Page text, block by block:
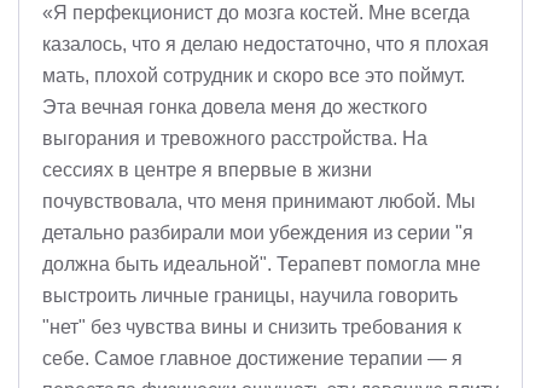
«Я перфекционист до мозга костей. Мне всегда
казалось, что я делаю недостаточно, что я плохая
мать, плохой сотрудник и скоро все это поймут.
Эта вечная гонка довела меня до жесткого
выгорания и тревожного расстройства. На
сессиях в центре я впервые в жизни
почувствовала, что меня принимают любой. Мы
детально разбирали мои убеждения из серии "я
должна быть идеальной". Терапевт помогла мне
выстроить личные границы, научила говорить
"нет" без чувства вины и снизить требования к
себе. Самое главное достижение терапии — я